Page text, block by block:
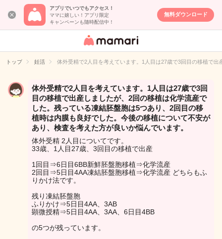
アプリでいつでもアクセス！
ママに嬉しい！アプリ限定
キャンペーンも随時配信中！
無料ダウンロード
女性専用匿名QA
イト
トップ 妊活 体外受精で2人目を考えています。1人目は27歳で3回目の移植で
体外受精で2人目を考えています。1人目は27歳で3回
目の移植で出産しましたが、2回の移植は化学流産で
した。残っている凍結胚盤胞は5つあり、2回目の移
植時は内膜も良好でした。今後の移植について不安が
あり、検査を考えた方が良いか悩んでいます。
体外受精 2人目についてです。
33歳、1人目27歳、3回目の移植で出産
1回目⇒6日目6BB新鮮胚盤胞移植⇒化学流産
2回目⇒5日目4AA凍結胚盤胞移植⇒化学流産 どちらもふ
りかけ法です。
残り凍結胚盤胞
ふりかけ⇒5日目4AA、3AB
顕微授精⇒5日目4AA、3AA、6日目4BB
の5つが残っています。